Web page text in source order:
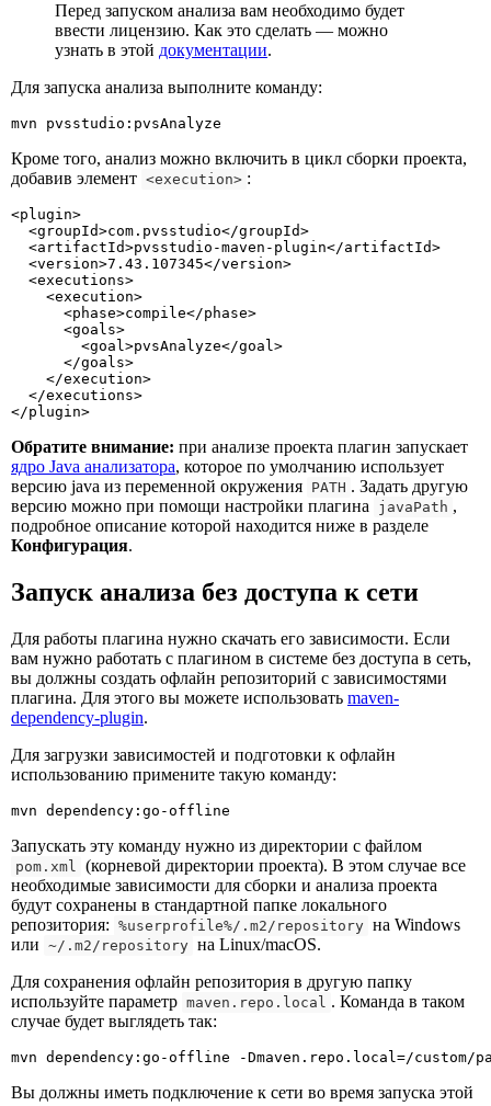
Перед запуском анализа вам необходимо будет
ввести лицензию. Как это сделать — можно
узнать в этой документации.
Для запуска анализа выполните команду:
mvn pvsstudio:pvsAnalyze
Кроме того, анализ можно включить в цикл сборки проекта,
добавив элемент <execution> :
<plugin>
  <groupId>com.pvsstudio</groupId>
  <artifactId>pvsstudio-maven-plugin</artifactId>
  <version>7.43.107345</version>
  <executions>
    <execution>
      <phase>compile</phase>
      <goals>
        <goal>pvsAnalyze</goal>
      </goals>
    </execution>
  </executions>
</plugin>
Обратите внимание: при анализе проекта плагин запускает
ядро Java анализатора, которое по умолчанию использует
версию java из переменной окружения PATH . Задать другую
версию можно при помощи настройки плагина
javaPath ,
подробное описание которой находится ниже в разделе
Конфигурация.
Запуск анализа без доступа к сети
Для работы плагина нужно скачать его зависимости. Если
вам нужно работать с плагином в системе без доступа в сеть,
вы должны создать офлайн репозиторий c зависимостями
плагина. Для этого вы можете использовать maven-
dependency-plugin.
Для загрузки зависимостей и подготовки к офлайн
использованию примените такую команду:
mvn dependency:go-offline
Запускать эту команду нужно из директории с файлом
pom.xml (корневой директории проекта). В этом случае все
необходимые зависимости для сборки и анализа проекта
будут сохранены в стандартной папке локального
репозитория: %userprofile%/.m2/repository на Windows
или ~/.m2/repository на Linux/macOS.
Для сохранения офлайн репозитория в другую папку
используйте параметр maven.repo.local . Команда в таком
случае будет выглядеть так:
mvn dependency:go-offline -Dmaven.repo.local=/custom/
Вы должны иметь подключение к сети во время запуска этой